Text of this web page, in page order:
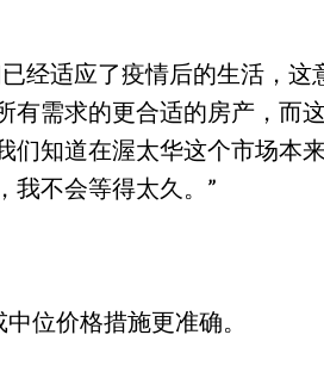
经适应了疫情后的生活，
需求的更合适的房产，而
知道在渥太华这个市场本
我不会等得太久。”
位价格措施更准确。